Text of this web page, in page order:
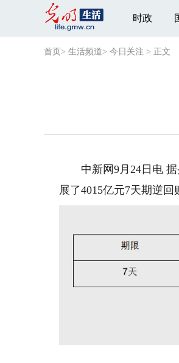
时政
首页 > 生活频道> 今日关注 > 正文
中新网9月24日电 据
展了4015亿元7天期逆回